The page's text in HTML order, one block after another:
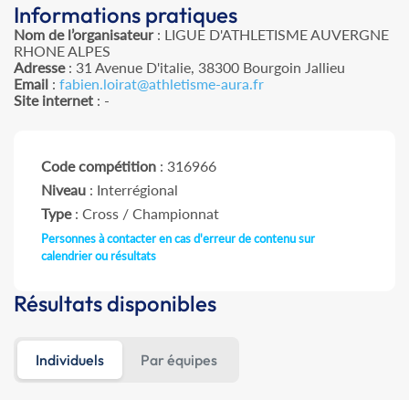
Informations pratiques
Nom de l’organisateur: LIGUE D'ATHLETISME AUVERGNE
RHONE ALPES
Adresse: 31 Avenue D'italie, 38300 Bourgoin Jallieu
Email : fabien.loirat@athletisme-aura.fr
Site internet : -
Code compétition : 316966
Niveau : Interrégional
Type: Cross / Championnat
Personnes à contacter en cas d'erreur de contenu sur
calendrier ou résultats
Résultats disponibles
Individuels Par équipes